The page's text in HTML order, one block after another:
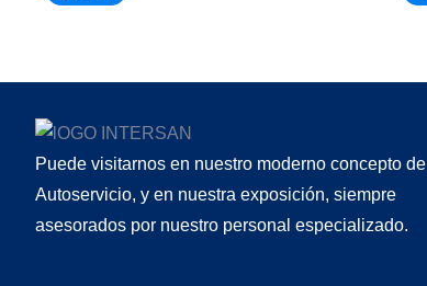
Puede visitarnos en nuestro moderno concepto de
Autoservicio, y en nuestra exposición, siempre
asesorados por nuestro personal especializado.